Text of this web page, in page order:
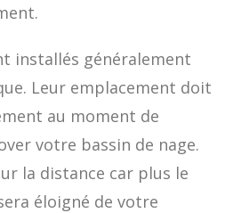
installés généralement
Leur emplacement doit
au moment de
votre bassin de nage.
la distance car plus le
éloigné de votre